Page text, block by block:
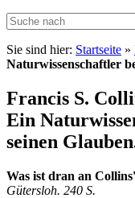
Sie sind hier: Startseite »
Naturwissenschaftler
Francis S.
Ein
seinen
Was ist dran an
Gütersloh. 240 S.